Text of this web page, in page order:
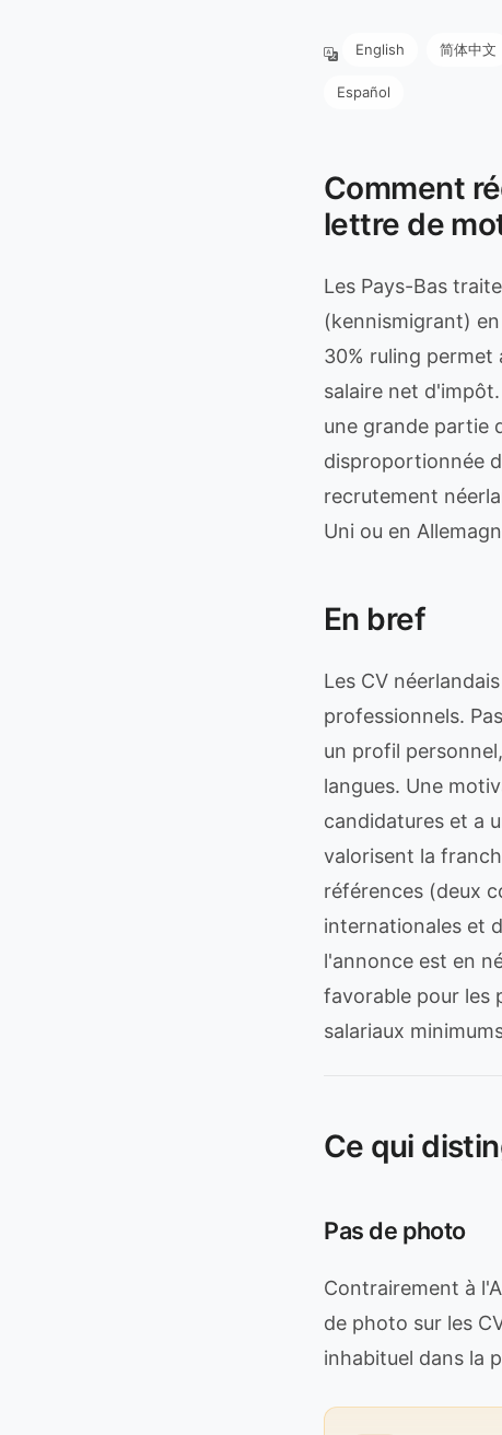
English 简体中文
Español
Comment
lettre de
Les Pays-Bas
(kennismigrant)
30% ruling permet
salaire net d'impôt.
une grande partie
disproportionnée
recrutement
Uni ou en
En bref
Les CV
professionnels.
un profil
langues. Une
candidatures et a
valorisent la
références (deux
internationales et
l'annonce est en
favorable pour les
salariaux
Ce qui
Pas de photo
Contrairement à
de photo sur les
inhabituel dans la